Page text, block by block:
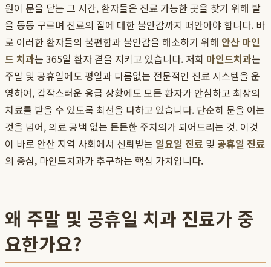
원이 문을 닫는 그 시간, 환자들은 진료 가능한 곳을 찾기 위해 발
을 동동 구르며 진료의 질에 대한 불안감까지 떠안아야 합니다. 바
로 이러한 환자들의 불편함과 불안감을 해소하기 위해 안산 마인
드 치과는 365일 환자 곁을 지키고 있습니다. 저희 마인드치과는
주말 및 공휴일에도 평일과 다름없는 전문적인 진료 시스템을 운
영하여, 갑작스러운 응급 상황에도 모든 환자가 안심하고 최상의
치료를 받을 수 있도록 최선을 다하고 있습니다. 단순히 문을 여는
것을 넘어, 의료 공백 없는 든든한 주치의가 되어드리는 것. 이것
이 바로 안산 지역 사회에서 신뢰받는 일요일 진료 및 공휴일 진료
의 중심, 마인드치과가 추구하는 핵심 가치입니다.
왜 주말 및 공휴일 치과 진료가 중
요한가요?